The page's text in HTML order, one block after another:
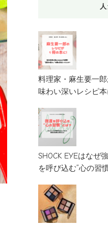
料理家・麻生要一
味わい深いレシピ本
SHOCK EYEはなぜ
を呼び込む”心の習